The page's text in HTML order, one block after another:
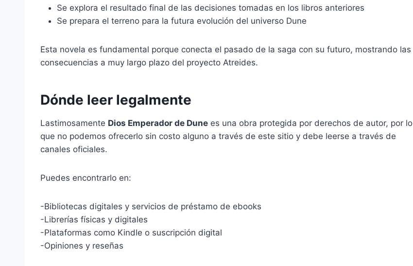
Se explora el resultado final de las decisiones tomadas en los libros anteriores
Se prepara el terreno para la futura evolución del universo Dune
Esta novela es fundamental porque conecta el pasado de la saga con su futuro, mostrando las
consecuencias a muy largo plazo del proyecto Atreides.
Dónde leer legalmente
Lastimosamente Dios Emperador de Dune es una obra protegida por derechos de autor, por lo
que no podemos ofrecerlo sin costo alguno a través de este sitio y debe leerse a través de
canales oficiales.
Puedes encontrarlo en:
-Bibliotecas digitales y servicios de préstamo de ebooks
-Librerías físicas y digitales
-Plataformas como Kindle o suscripción digital
-Opiniones y reseñas